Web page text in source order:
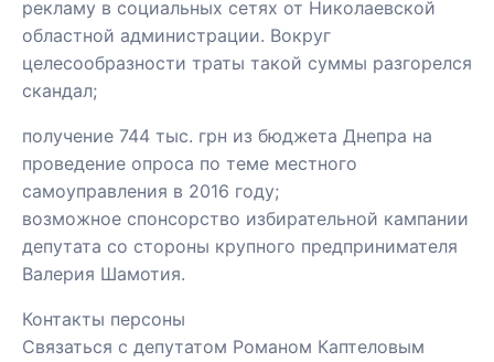
рекламу в социальных сетях от Николаевской
областной администрации. Вокруг
целесообразности траты такой суммы разгорелся
скандал;
получение 744 тыс. грн из бюджета Днепра на
проведение опроса по теме местного
самоуправления в 2016 году;
возможное спонсорство избирательной кампании
депутата со стороны крупного предпринимателя
Валерия Шамотия.
Контакты персоны
Связаться с депутатом Романом Каптеловым